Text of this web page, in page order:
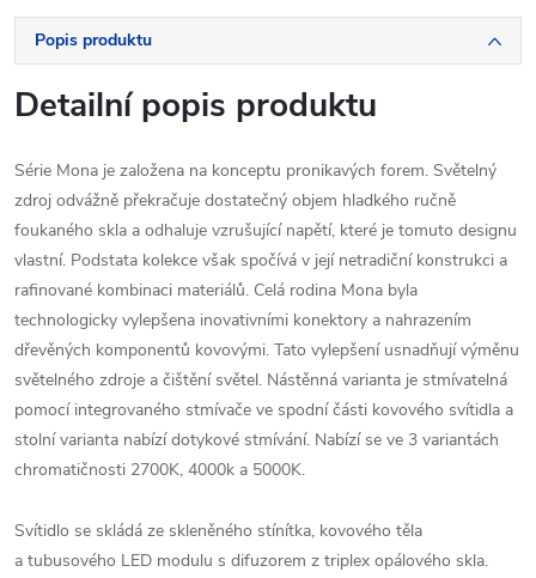
Popis produktu
Detailní popis produktu
Série Mona je založena na konceptu pronikavých forem. Světelný
zdroj odvážně překračuje dostatečný objem hladkého ručně
foukaného skla a odhaluje vzrušující napětí, které je tomuto designu
vlastní. Podstata kolekce však spočívá v její netradiční konstrukci a
rafinované kombinaci materiálů. Celá rodina Mona byla
technologicky vylepšena inovativními konektory a nahrazením
dřevěných komponentů kovovými. Tato vylepšení usnadňují výměnu
světelného zdroje a čištění světel. Nástěnná varianta je stmívatelná
pomocí integrovaného stmívače ve spodní části kovového svítidla a
stolní varianta nabízí dotykové stmívání. Nabízí se ve 3 variantách
chromatičnosti 2700K, 4000k a 5000K.
Svítidlo se skládá ze skleněného stínítka, kovového těla
a tubusového LED modulu s difuzorem z triplex opálového skla.